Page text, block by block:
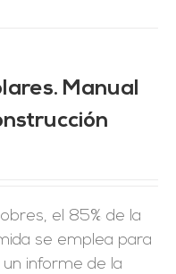
Manual
el 85% de la
se emplea para
informe de la